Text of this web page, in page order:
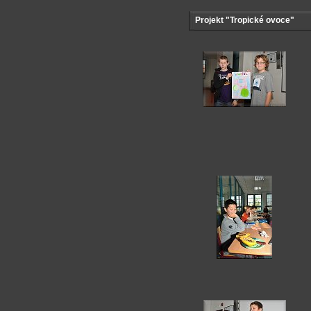
Projekt "Tropické ovoce"